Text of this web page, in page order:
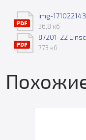
img-
36,8 кб
87201-22
773 кб